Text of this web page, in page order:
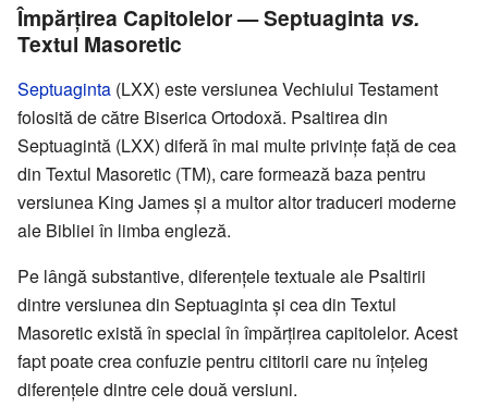
Împărțirea Capitolelor — Septuaginta vs.
Textul Masoretic
Septuaginta (LXX) este versiunea Vechiului Testament
folosită de către Biserica Ortodoxă. Psaltirea din
Septuagintă (LXX) diferă în mai multe privințe față de cea
din Textul Masoretic (TM), care formează baza pentru
versiunea King James și a multor altor traduceri moderne
ale Bibliei în limba engleză.
Pe lângă substantive, diferențele textuale ale Psaltirii
dintre versiunea din Septuaginta și cea din Textul
Masoretic există în special în împărțirea capitolelor. Acest
fapt poate crea confuzie pentru cititorii care nu înțeleg
diferențele dintre cele două versiuni.